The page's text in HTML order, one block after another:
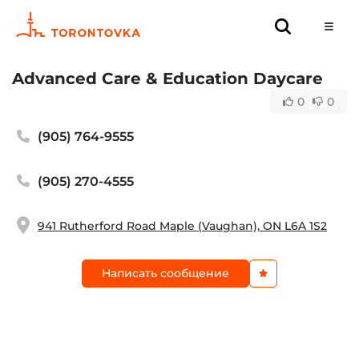
Advanced Care & Education Daycare
0 0
(905) 764-9555
(905) 270-4555
941 Rutherford Road Maple (Vaughan), ON L6A 1S2
Написать сообщение